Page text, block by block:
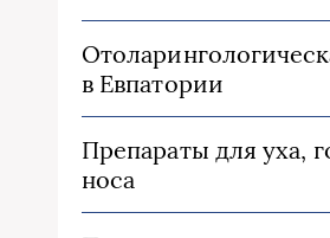
в Евпатории
Препараты для уха,
носа